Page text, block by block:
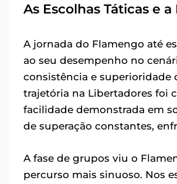
As Escolhas Táticas e
A jornada do Flamengo até
ao seu desempenho no
consistência e superioridade
trajetória na Libertadores foi
facilidade demonstrada em
de superação constantes,
A fase de grupos viu o
percurso mais sinuoso. Nos